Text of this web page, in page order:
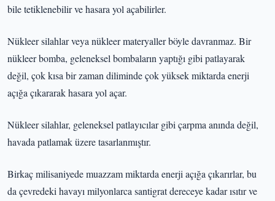
bile tetiklenebilir ve hasara yol açabilirler.
Nükleer silahlar veya nükleer materyaller böyle davranmaz. Bir
nükleer bomba, geleneksel bombaların yaptığı gibi patlayarak
değil, çok kısa bir zaman diliminde çok yüksek miktarda enerji
açığa çıkararak hasara yol açar.
Nükleer silahlar, geleneksel patlayıcılar gibi çarpma anında değil,
havada patlamak üzere tasarlanmıştır.
Birkaç milisaniyede muazzam miktarda enerji açığa çıkarırlar, bu
da çevredeki havayı milyonlarca santigrat dereceye kadar ısıtır ve